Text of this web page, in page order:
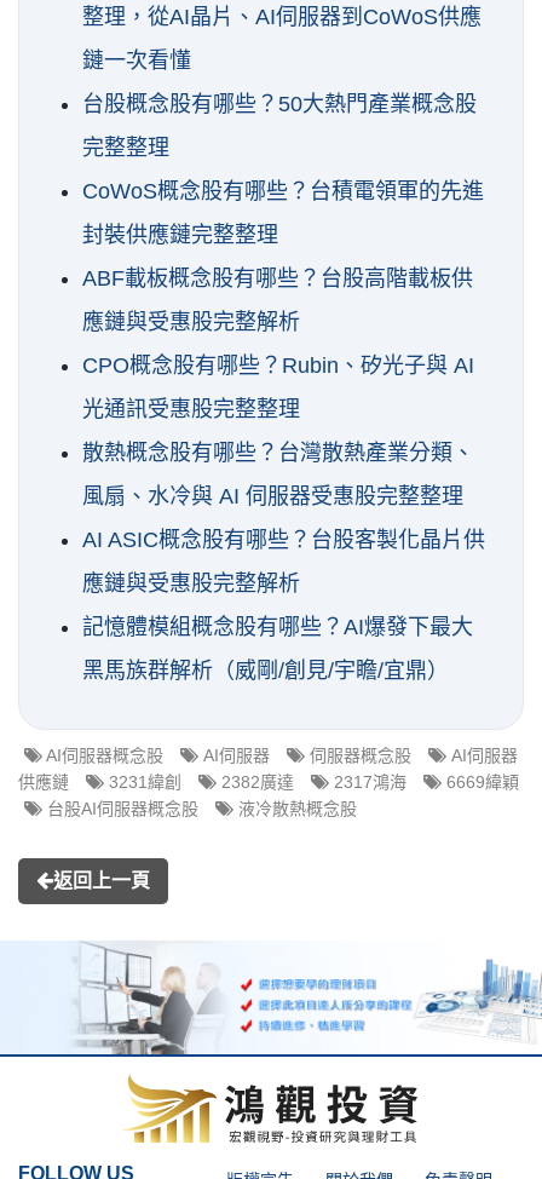
整理，從AI晶片、AI伺服器到CoWoS供應
鏈一次看懂
台股概念股有哪些？50大熱門產業概念股
完整整理
CoWoS概念股有哪些？台積電領軍的先進
封裝供應鏈完整整理
ABF載板概念股有哪些？台股高階載板供
應鏈與受惠股完整解析
CPO概念股有哪些？Rubin、矽光子與 AI
光通訊受惠股完整整理
散熱概念股有哪些？台灣散熱產業分類、
風扇、水冷與 AI 伺服器受惠股完整整理
AI ASIC概念股有哪些？台股客製化晶片供
應鏈與受惠股完整解析
記憶體模組概念股有哪些？AI爆發下最大
黑馬族群解析（威剛/創見/宇瞻/宜鼎）
AI伺服器概念股 AI伺服器 伺服器概念股
AI伺服器
供應鏈
3231緯創 2382廣達 2317鴻海
6669緯穎
台股AI伺服器概念股
液冷散熱概念股
返回上一頁
FOLLOW US